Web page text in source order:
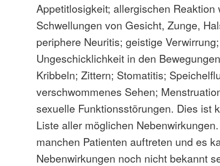
Appetitlosigkeit; allergischen Reaktion
Schwellungen von Gesicht, Zunge,
periphere Neuritis; geistige
Ungeschicklichkeit in den
Kribbeln; Zittern; Stomatitis;
verschwommenes Sehen;
sexuelle Funktionsstörungen. Dies ist
Liste aller möglichen
manchen Patienten auftreten und es
Nebenwirkungen noch nicht bekannt